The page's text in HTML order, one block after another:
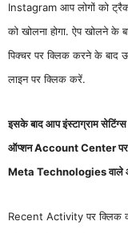
Instagram आप लोगों को
को खोलना होगा. ऐप खोलने के
पिक्चर पर क्लिक करने के बाद
लाइन पर क्लिक करें.
इसके बाद आप इंस्टाग्राम
ऑप्शन Account Center पर
Meta Technologies वाले
Recent Activity पर क्लिक